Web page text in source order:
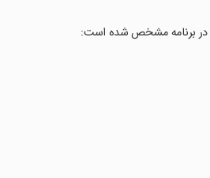
در برنامه مشخص شده است: